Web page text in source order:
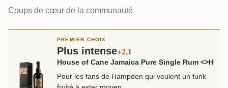
Coups de cœur de la communauté
PREMIER CHOIX
Plus intense+2,1
House of Cane Jamaica Pure Single Rum <>H
Pour les fans de Hampden qui veulent un funk